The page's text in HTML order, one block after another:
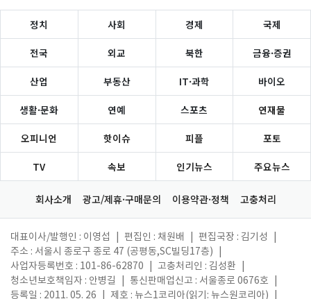
정치 사회 경제 국제
전국 외교 북한 금융·증권
산업 부동산 IT·과학 바이오
생활·문화 연예 스포츠 연재물
오피니언 핫이슈 피플 포토
TV 속보 인기뉴스 주요뉴스
회사소개 광고/제휴·구매문의 이용약관·정책 고충처리
대표이사/발행인 : 이영섭 편집인 : 채원배 편집국장 : 김기성
주소 : 서울시 종로구 종로 47 (공평동,SC빌딩17층)
사업자등록번호 : 101-86-62870
고충처리인 : 김성환
청소년보호책임자 : 안병길
통신판매업신고 : 서울종로 0676호
등록일 : 2011. 05. 26
제호 : 뉴스1코리아(읽기: 뉴스원코리아)